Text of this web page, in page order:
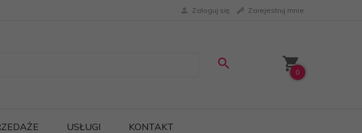
Zaloguj się Zarejestruj mnie
0
USŁUGI KONTAKT